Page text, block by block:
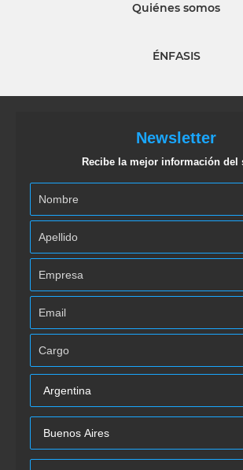
Quiénes somos
ÉNFASIS
Newsletter
Recibe la mejor información del